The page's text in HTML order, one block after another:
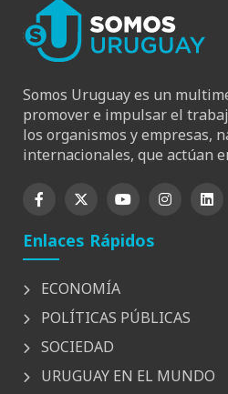
Somos Uruguay es un
promover e impulsar el
los organismos y empresas,
internacionales, que actúan
Enlaces Rápidos
ECONOMÍA
POLÍTICAS PÚBLICAS
SOCIEDAD
URUGUAY EN EL MUNDO